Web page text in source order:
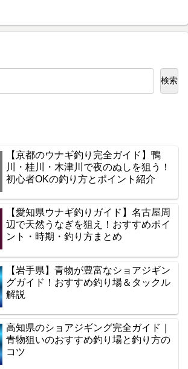
検索
【京都のウナギ釣り完全ガイド】鴨
川・桂川・木津川で夜のぬしを狙う！
初心者OKの釣り方とポイント紹介
【愛知県ウナギ釣りガイド】名古屋周
辺で天然うなぎを狙え！おすすめポイ
ント・時期・釣り方まとめ
【岩手県】青物が豊富なショアジギン
グガイド！おすすめ釣り場＆タックル
解説
高知県のショアジギング完全ガイド｜
青物狙いのおすすめ釣り場と釣り方の
コツ